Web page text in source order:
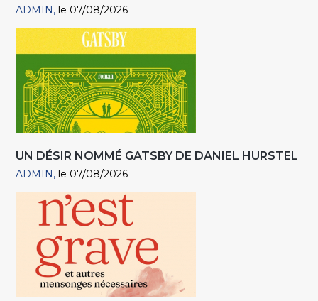
ADMIN le 07/08/2026
UN DÉSIR NOMMÉ GATSBY DE DANIEL HURSTEL
ADMIN le 07/08/2026